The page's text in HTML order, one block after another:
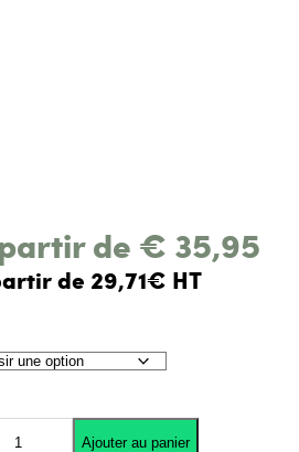
de € 35,95
de 29,71€ HT
Ajouter au panier